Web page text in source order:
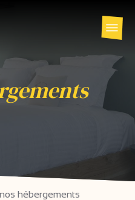
hébergements